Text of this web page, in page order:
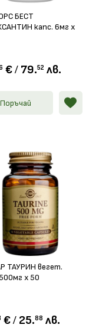
БЕСТ
капс. 6мг х
€ / 79.52 лв.
Поръчай
ТАУРИН вегет.
х 50
€ / 25.88 лв.